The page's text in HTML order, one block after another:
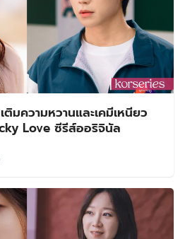
มความหวานและเคมีเหนียว
Love ซีรีส์ออริจินัล